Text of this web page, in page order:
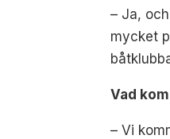
– Ja,
mycket
Vad
– Vi